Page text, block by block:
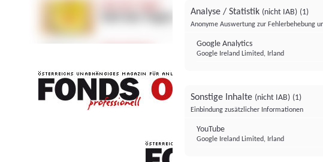
FONDS professionell
Analyse / Statistik (nicht IAB) (1)
Anonyme Auswertung zur Fehlerbehebung
Google Analytics
Google Ireland Limited, Irland
Sonstige Inhalte (nicht IAB) (1)
Einbindung zusätzlicher Informationen
YouTube
Google Ireland Limited, Irland